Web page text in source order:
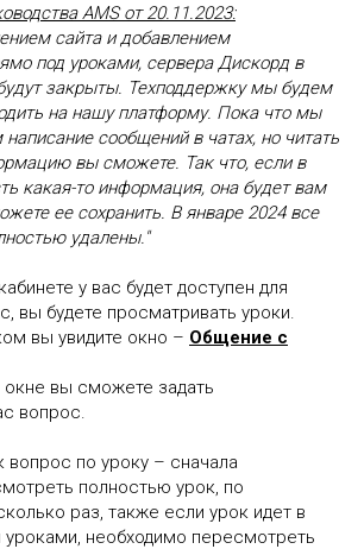
AMS от 20.11.2023:
сайта и добавлением
под уроками, сервера Дискорд в
закрыты. Техподдержку мы будем
на нашу платформу. Пока что мы
написание сообщений в чатах, но читать
вы сможете. Так что, если в
какая-то информация, она будет вам
ее сохранить. В январе 2024 все
удалены."
у вас будет доступен для
вы будете просматривать уроки.
вы увидите окно – Общение с
вы сможете задать
вопрос.
вопрос по уроку – сначала
полностью урок, по
раз, также если урок идет в
уроками, необходимо пересмотреть